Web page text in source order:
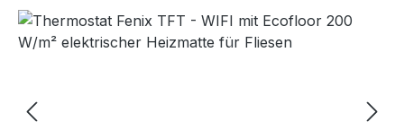
Bildergalerie überspringen